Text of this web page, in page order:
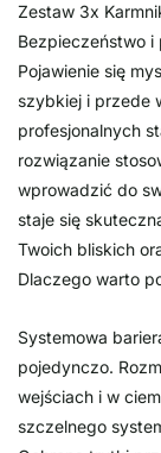
Zestaw 3x
Bezpieczeństwo i
Pojawienie się
szybkiej i przede
profesjonalnych
rozwiązanie
wprowadzić do
staje się
Twoich bliskich
Dlaczego warto
Systemowa
pojedynczo.
wejściach i w
szczelnego